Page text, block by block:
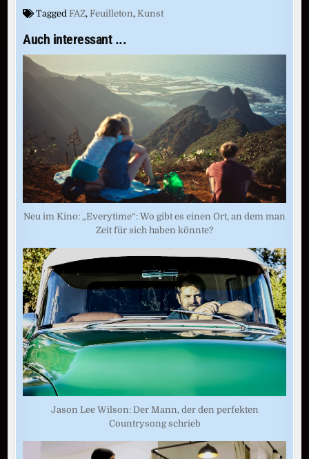
TaggedFAZ,Feuilleton,Kunst
Auch interessant ...
Neu im Kino: „Everytime“: Wo gibt es einen Ort, an dem man
Zeit für sich haben könnte?
Jason Lee Wilson: Der Mann, der den perfekten
Countrysong schrieb